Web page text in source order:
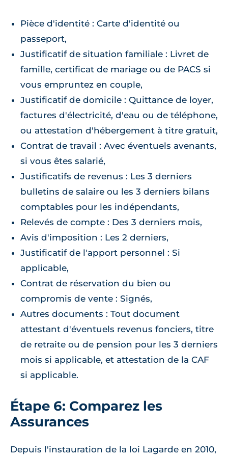
Pièce d'identité : Carte d'identité ou
passeport,
Justificatif de situation familiale : Livret de
famille, certificat de mariage ou de PACS si
vous empruntez en couple,
Justificatif de domicile : Quittance de loyer,
factures d'électricité, d'eau ou de téléphone,
ou attestation d'hébergement à titre gratuit,
Contrat de travail : Avec éventuels avenants,
si vous êtes salarié,
Justificatifs de revenus : Les 3 derniers
bulletins de salaire ou les 3 derniers bilans
comptables pour les indépendants,
Relevés de compte : Des 3 derniers mois,
Avis d'imposition : Les 2 derniers,
Justificatif de l'apport personnel : Si
applicable,
Contrat de réservation du bien ou
compromis de vente : Signés,
Autres documents : Tout document
attestant d'éventuels revenus fonciers, titre
de retraite ou de pension pour les 3 derniers
mois si applicable, et attestation de la CAF
si applicable.
Étape 6: Comparez les
Assurances
Depuis l'instauration de la loi Lagarde en 2010,